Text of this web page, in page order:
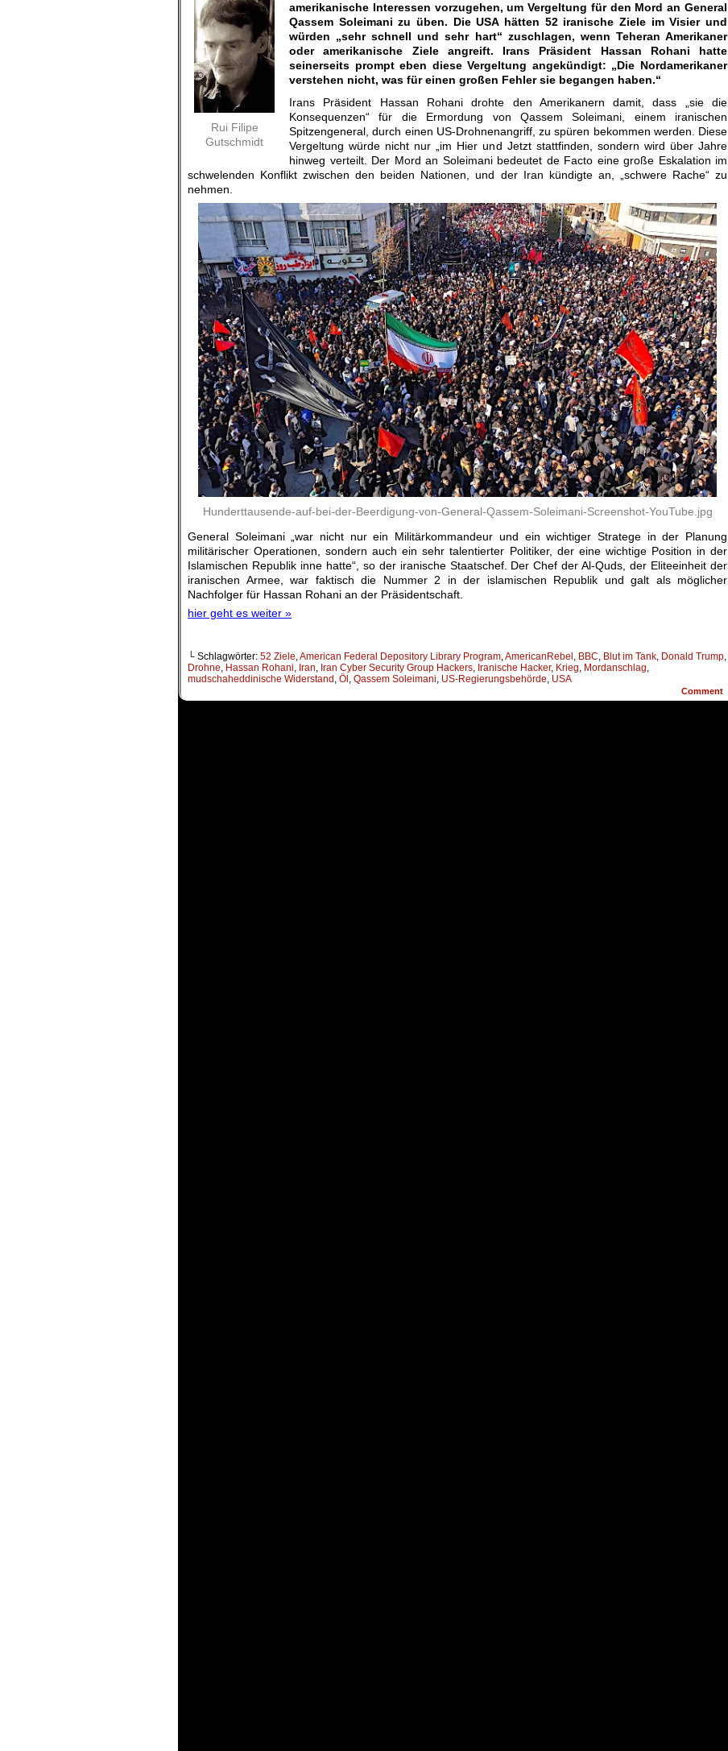
Rui Filipe
Gutschmidt
amerikanische Interessen vorzugehen, um Vergeltung für den Mord an General
Qassem Soleimani zu üben. Die USA hätten 52 iranische Ziele im Visier und
würden „sehr schnell und sehr hart“ zuschlagen, wenn Teheran Amerikaner
oder amerikanische Ziele angreift. Irans Präsident Hassan Rohani hatte
seinerseits prompt eben diese Vergeltung angekündigt: „Die Nordamerikaner
verstehen nicht, was für einen großen Fehler sie begangen haben.“
Irans Präsident Hassan Rohani drohte den Amerikanern damit, dass „sie die
Konsequenzen“ für die Ermordung von Qassem Soleimani, einem iranischen
Spitzengeneral, durch einen US-Drohnenangriff, zu spüren bekommen werden. Diese
Vergeltung würde nicht nur „im Hier und Jetzt stattfinden, sondern wird über Jahre
hinweg verteilt. Der Mord an Soleimani bedeutet de Facto eine große Eskalation im
schwelenden Konflikt zwischen den beiden Nationen, und der Iran kündigte an, „schwere Rache“ zu
nehmen.
Hunderttausende-auf-bei-der-Beerdigung-von-General-Qassem-Soleimani-Screenshot-YouTube.jpg
General Soleimani „war nicht nur ein Militärkommandeur und ein wichtiger Stratege in der Planung
militärischer Operationen, sondern auch ein sehr talentierter Politiker, der eine wichtige Position in der
Islamischen Republik inne hatte“, so der iranische Staatschef. Der Chef der Al-Quds, der Eliteeinheit der
iranischen Armee, war faktisch die Nummer 2 in der islamischen Republik und galt als möglicher
Nachfolger für Hassan Rohani an der Präsidentschaft.
hier geht es weiter »
└ Schlagwörter: 52 Ziele American Federal Depository Library Program AmericanRebel BBC Blut im Tank Donald Trump
Drohne Hassan Rohani Iran Iran Cyber Security Group Hackers Iranische Hacker, Krieg Mordanschlag
mudschaheddinische Widerstand Öl Qassem Soleimani US-Regierungsbehörde USA
Comment